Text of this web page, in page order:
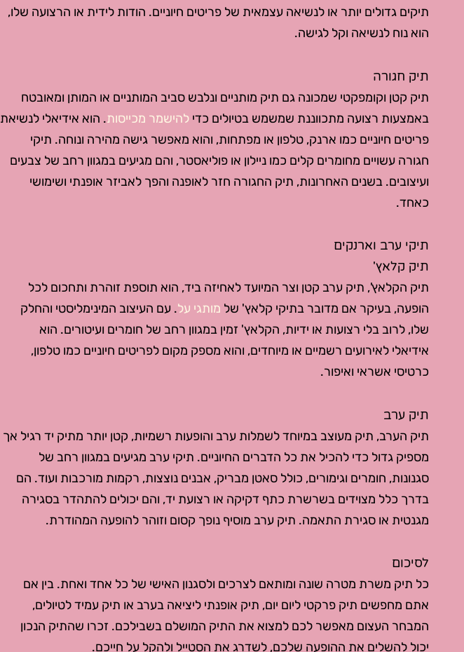
תיקים גדולים יותר או לנשיאה עצמאית של פריטים חיוניים. הודות לידית או הרצועה שלו,
הוא נוח לנשיאה וקל לגישה.
תיק חגורה
תיק קטן וקומפקטי שמכונה גם תיק מותניים ונלבש סביב המותניים או המותן ומאובטח
באמצעות רצועה מתכווננת שמשמש בטיולים כדי להישמר מכייסות. הוא אידיאלי לנשיאת
פריטים חיוניים כמו ארנק, טלפון או מפתחות, והוא מאפשר גישה מהירה ונוחה. תיקי
חגורה עשויים מחומרים קלים כמו ניילון או פוליאסטר, והם מגיעים במגוון רחב של צבעים
ועיצובים. בשנים האחרונות, תיק החגורה חזר לאופנה והפך לאביזר אופנתי ושימושי
כאחד.
תיקי ערב וארנקים
תיק קלאץ'
תיק הקלאץ', תיק ערב קטן וצר המיועד לאחיזה ביד, הוא תוספת זוהרת ותחכום לכל
הופעה, בעיקר אם מדובר בתיקי קלאץ' של מותגי על. עם העיצוב המינימליסטי והחלק
שלו, לרוב בלי רצועות או ידיות, הקלאץ' זמין במגוון רחב של חומרים ועיטורים. הוא
אידיאלי לאירועים רשמיים או מיוחדים, והוא מספק מקום לפריטים חיוניים כמו טלפון,
כרטיסי אשראי ואיפור.
תיק ערב
תיק הערב, תיק מעוצב במיוחד לשמלות ערב והופעות רשמיות, קטן יותר מתיק יד רגיל אך
מספיק גדול כדי להכיל את כל הדברים החיוניים. תיקי ערב מגיעים במגוון רחב של
סגנונות, חומרים וגימורים, כולל סאטן מבריק, אבנים נוצצות, רקמות מורכבות ועוד. הם
בדרך כלל מצוידים בשרשרת כתף דקיקה או רצועת יד, והם יכולים להתהדר בסגירה
מגנטית או סגירת התאמה. תיק ערב מוסיף נופך קסום וזוהר להופעה המהודרת.
לסיכום
כל תיק משרת מטרה שונה ומותאם לצרכים ולסגנון האישי של כל אחד ואחת. בין אם
אתם מחפשים תיק פרקטי ליום יום, תיק אופנתי ליציאה בערב או תיק עמיד לטיולים,
המבחר העצום מאפשר לכם למצוא את התיק המושלם בשבילכם. זכרו שהתיק הנכון
יכול להשלים את ההופעה שלכם, לשדרג את הסטייל ולהקל על חייכם.